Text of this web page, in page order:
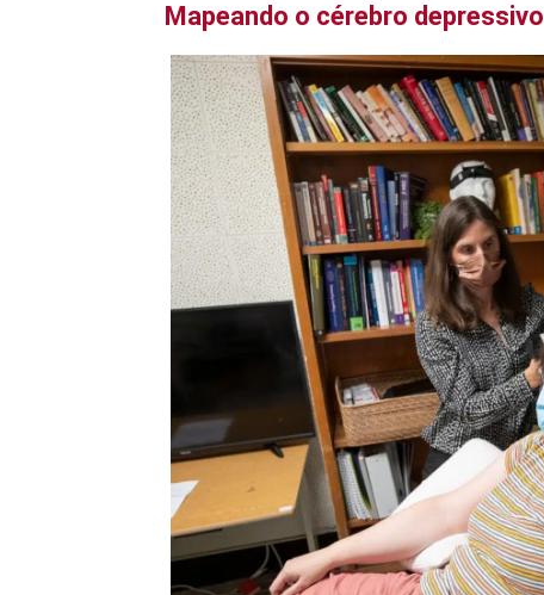
Mapeando o cérebro depressivo